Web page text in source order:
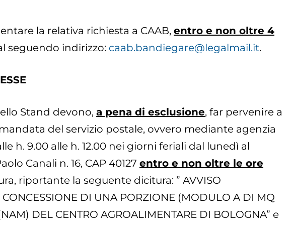
la relativa richiesta a CAAB, entro e non oltre 4
seguendo indirizzo: caab.bandiegare@legalmail.it.
Stand devono, a pena di esclusione, far pervenire a
del servizio postale, ovvero mediante agenzia
h. 9.00 alle h. 12.00 nei giorni feriali dal lunedì al
Canali n. 16, CAP 40127 entro e non oltre le ore
riportante la seguente dicitura: ” AVVISO
CONCESSIONE DI UNA PORZIONE (MODULO A DI MQ
DEL CENTRO AGROALIMENTARE DI BOLOGNA” e